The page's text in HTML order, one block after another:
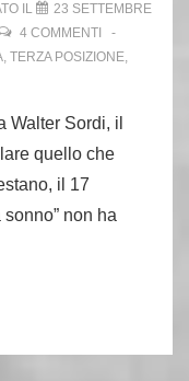
IL
23 SETTEMBRE
4 COMMENTI
, TERZA POSIZIONE,
Walter Sordi, il
quello che
il 17
non ha